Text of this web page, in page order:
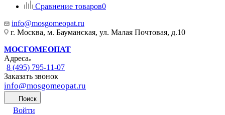
Сравнение товаров0
info@mosgomeopat.ru
г. Москва, м. Бауманская, ул. Малая Почтовая, д.10
МОСГОМЕОПАТ
Адреса
8 (495) 795-11-07
Заказать звонок
info@mosgomeopat.ru
Поиск
Войти